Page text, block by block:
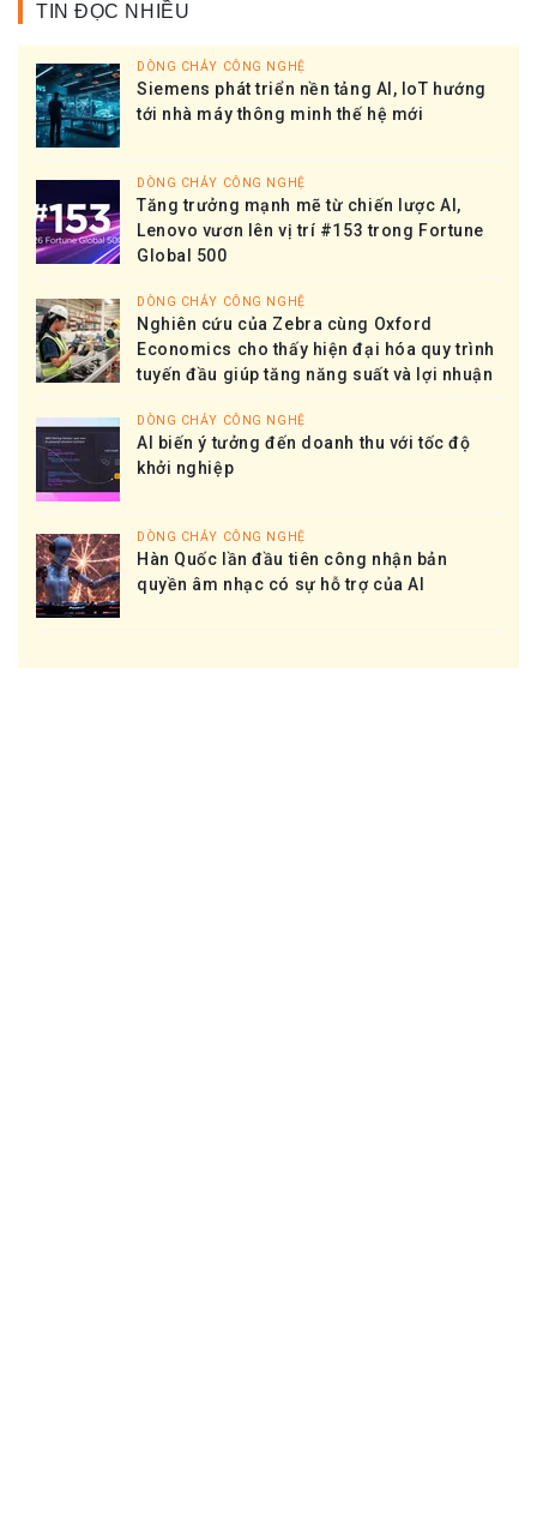
TIN ĐỌC NHIỀU
DÒNG CHẢY CÔNG NGHỆ
Siemens phát triển nền tảng AI, IoT hướng
tới nhà máy thông minh thế hệ mới
DÒNG CHẢY CÔNG NGHỆ
Tăng trưởng mạnh mẽ từ chiến lược AI,
Lenovo vươn lên vị trí #153 trong Fortune
Global 500
DÒNG CHẢY CÔNG NGHỆ
Nghiên cứu của Zebra cùng Oxford
Economics cho thấy hiện đại hóa quy trình
tuyến đầu giúp tăng năng suất và lợi nhuận
DÒNG CHẢY CÔNG NGHỆ
AI biến ý tưởng đến doanh thu với tốc độ
khởi nghiệp
DÒNG CHẢY CÔNG NGHỆ
Hàn Quốc lần đầu tiên công nhận bản
quyền âm nhạc có sự hỗ trợ của AI